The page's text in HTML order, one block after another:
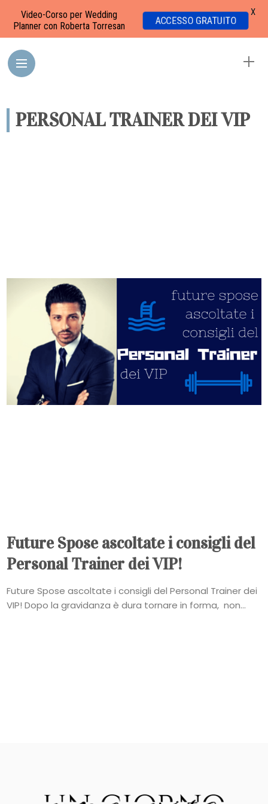
PERSONAL TRAINER DEI VIP
Future Spose ascoltate i consigli del
Personal Trainer dei VIP!
Future Spose ascoltate i consigli del Personal Trainer dei
VIP! Dopo la gravidanza è dura tornare in forma, non...
Video-Corso per Wedding
Planner con Roberta Torresan
ACCESSO GRATUITO
X